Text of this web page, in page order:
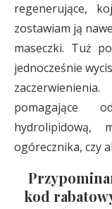
regenerujące,
zostawiam ją
maseczki. Tuż
jednocześnie
pomagające
hydrolipidową,
ogórecznika, czy
kod